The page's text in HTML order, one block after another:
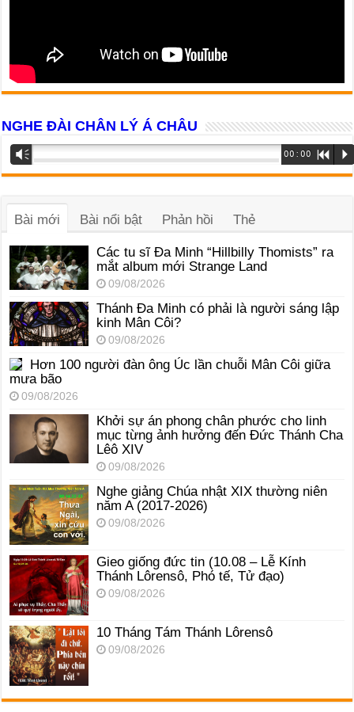
NGHE ĐÀI CHÂN LÝ Á CHÂU
Trình
phát
âm
Vm 00:00 R P
Bài mới Bài nổi bật Phản hồi Thẻ
Các tu sĩ Đa Minh “Hillbilly Thomists” ra
mắt album mới Strange Land
09/08/2026
Thánh Đa Minh có phải là người sáng lập
kinh Mân Côi?
09/08/2026
Hơn 100 người đàn ông Úc lần chuỗi Mân Côi giữa
mưa bão
09/08/2026
Khởi sự án phong chân phước cho linh
mục từng ảnh hưởng đến Đức Thánh Cha
Lêô XIV
09/08/2026
Nghe giảng Chúa nhật XIX thường niên
năm A (2017-2026)
09/08/2026
Gieo giống đức tin (10.08 – Lễ Kính
Thánh Lôrensô, Phó tế, Tử đạo)
09/08/2026
10 Tháng Tám Thánh Lôrensô
09/08/2026